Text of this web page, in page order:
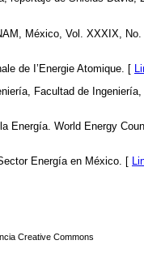
México, Vol. XXXIX,
de I’Energie Atomique. [
Facultad de Ingeniería,
Energía. World Energy
Energía en México. [
Creative Commons